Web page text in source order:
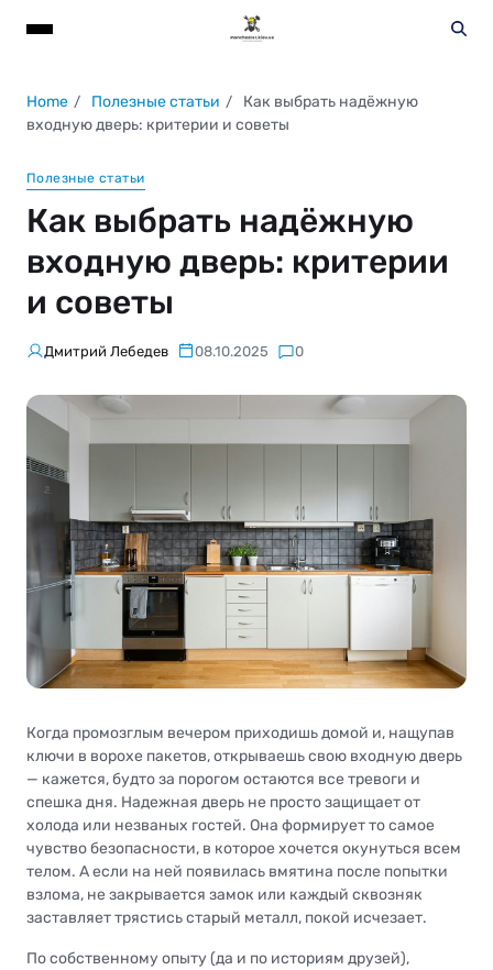
Home Полезные статьи
Как выбрать надёжную
входную дверь: критерии и советы
Полезные статьи
Как выбрать надёжную
входную дверь: критерии
и советы
Дмитрий Лебедев 08.10.2025 0
Когда промозглым вечером приходишь домой и, нащупав
ключи в ворохе пакетов, открываешь свою входную дверь
— кажется, будто за порогом остаются все тревоги и
спешка дня. Надежная дверь не просто защищает от
холода или незваных гостей. Она формирует то самое
чувство безопасности, в которое хочется окунуться всем
телом. А если на ней появилась вмятина после попытки
взлома, не закрывается замок или каждый сквозняк
заставляет трястись старый металл, покой исчезает.
По собственному опыту (да и по историям друзей),